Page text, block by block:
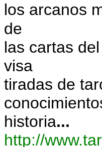
los arcanos
de
las cartas
visa
tiradas de
historia...
http://